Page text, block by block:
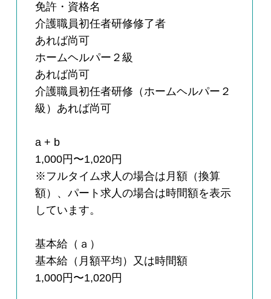
免許・資格名
介護職員初任者研修修了者
あれば尚可
ホームヘルパー２級
あれば尚可
介護職員初任者研修（ホームヘルパー２
級）あれば尚可
a + b
1,000円〜1,020円
※フルタイム求人の場合は月額（換算
額）、パート求人の場合は時間額を表示
しています。
基本給（ａ）
基本給（月額平均）又は時間額
1,000円〜1,020円